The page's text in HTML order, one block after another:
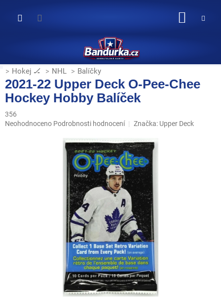
obsah
Hokej 🏒 NHL Balíčky
2021-22 Upper Deck O-Pee-Chee
Hockey Hobby Balíček
356
Průměrné
Neohodnoceno Podrobnosti hodnocení Značka: Upper Deck